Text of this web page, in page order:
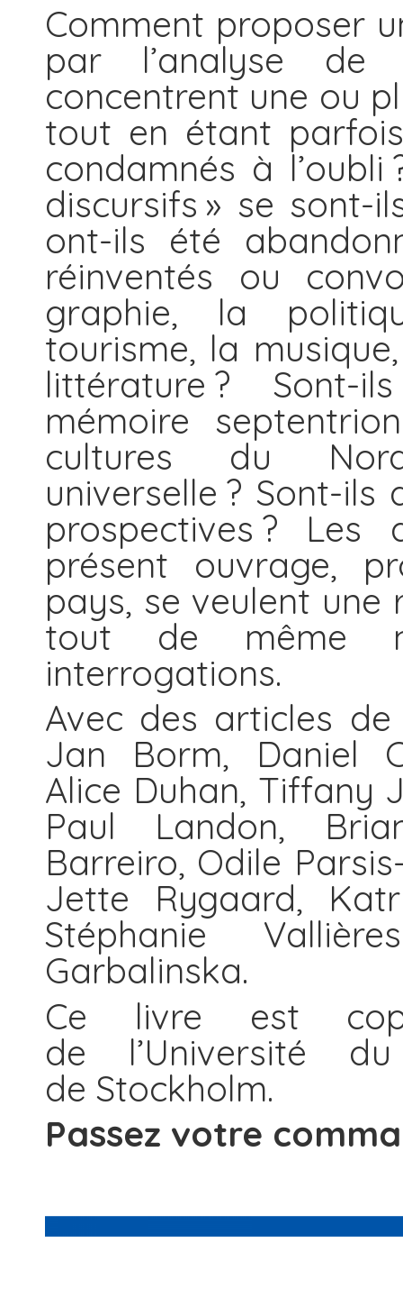
Comment proposer
par l’analyse
concentrent une ou
tout en étant
condamnés à
discursifs » se sont-
ont-ils été
réinventés ou
graphie, la
tourisme, la
littérature ? Sont-
mémoire
cultures du
universelle ? Sont-ils
prospectives ?
présent ouvrage,
pays, se veulent une
tout de même
interrogations.
Avec des articles de
Jan Borm, Daniel
Alice Duhan, Tiffany
Paul Landon,
Barreiro, Odile
Jette Rygaard,
Stéphanie
Garbalinska.
Ce livre est
de l’Université
de Stockholm.
Passez votre